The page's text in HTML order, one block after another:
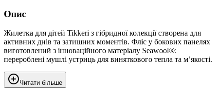
Опис
Жилетка для дітей Tikkeri з гібридної колекції створена для
активних днів та затишних моментів. Фліс у бокових панелях
виготовлений з інноваційного матеріалу Seawool®:
перероблені мушлі устриць для виняткового тепла та м’якості.
Читати більше